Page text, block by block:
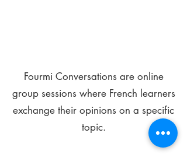
Fourmi Conversations are online
group sessions where French learners
exchange their opinions on a specific
topic.